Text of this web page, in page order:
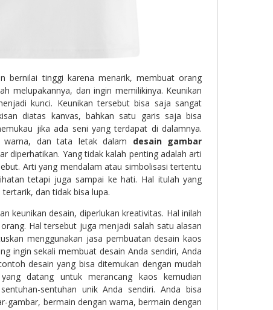
bernilai tinggi karena menarik, membuat orang
melupakannya, dan ingin memilikinya. Keunikan
kunci. Keunikan tersebut bisa saja sangat
diatas kanvas, bahkan satu garis saja bisa
jika ada seni yang terdapat di dalamnya.
warna, dan tata letak dalam desain gambar
diperhatikan. Yang tidak kalah penting adalah arti
Arti yang mendalam atau simbolisasi tertentu
tetapi juga sampai ke hati. Hal itulah yang
dan tidak bisa lupa.
keunikan desain, diperlukan kreativitas. Hal inilah
Hal tersebut juga menjadi salah satu alasan
menggunakan jasa pembuatan desain kaos
ingin sekali membuat desain Anda sendiri, Anda
desain yang bisa ditemukan dengan mudah
datang untuk merancang kaos kemudian
sentuhan unik Anda sendiri. Anda bisa
gambar, bermain dengan warna, bermain dengan